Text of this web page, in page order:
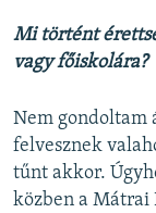
Mi történt
vagy főiskolára?
Nem gondoltam
felvesznek
tűnt akkor.
közben a Mátrai